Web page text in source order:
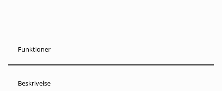
Funktioner
Beskrivelse